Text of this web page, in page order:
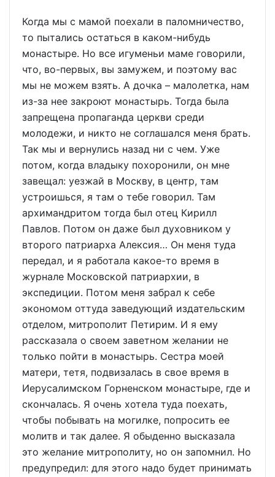
Когда мы с мамой поехали в паломничество,
то пытались остаться в каком-нибудь
монастыре. Но все игуменьи маме говорили,
что, во-первых, вы замужем, и поэтому вас
мы не можем взять. А дочка – малолетка, нам
из-за нее закроют монастырь. Тогда была
запрещена пропаганда церкви среди
молодежи, и никто не соглашался меня брать.
Так мы и вернулись назад ни с чем. Уже
потом, когда владыку похоронили, он мне
завещал: уезжай в Москву, в центр, там
устроишься, я там о тебе говорил. Там
архимандритом тогда был отец Кирилл
Павлов. Потом он даже был духовником у
второго патриарха Алексия… Он меня туда
передал, и я работала какое-то время в
журнале Московской патриархии, в
экспедиции. Потом меня забрал к себе
экономом оттуда заведующий издательским
отделом, митрополит Петирим. И я ему
рассказала о своем заветном желании не
только пойти в монастырь. Сестра моей
матери, тетя, подвизалась в свое время в
Иерусалимском Горненском монастыре, где и
скончалась. Я очень хотела туда поехать,
чтобы побывать на могилке, попросить ее
молитв и так далее. Я обыденно высказала
это желание митрополиту, но он запомнил. Но
предупредил: для этого надо будет принимать